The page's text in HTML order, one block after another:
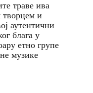
траве ива
и
аутентични
блага у
етно групе
музике